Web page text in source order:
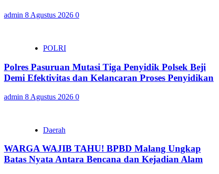
admin 8 Agustus 2026 0
POLRI
Polres Pasuruan Mutasi Tiga Penyidik Polsek Beji
Demi Efektivitas dan Kelancaran Proses Penyidikan
admin 8 Agustus 2026 0
Daerah
WARGA WAJIB TAHU! BPBD Malang Ungkap
Batas Nyata Antara Bencana dan Kejadian Alam